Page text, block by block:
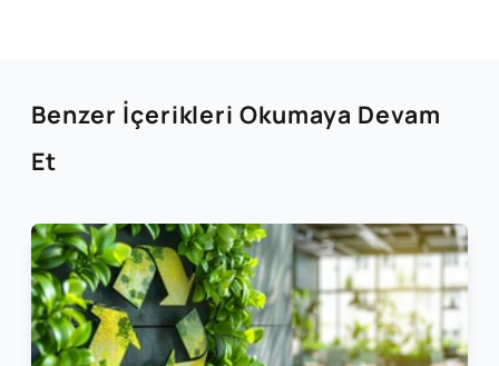
Benzer İçerikleri Okumaya Devam
Et